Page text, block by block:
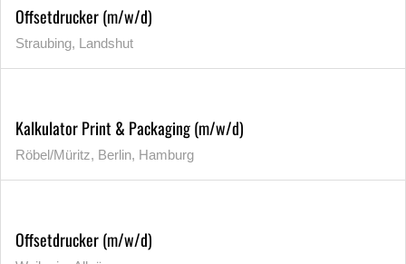
Offsetdrucker (m/w/d)
Straubing, Landshut
Kalkulator Print & Packaging (m/w/d)
Röbel/Müritz, Berlin, Hamburg
Offsetdrucker (m/w/d)